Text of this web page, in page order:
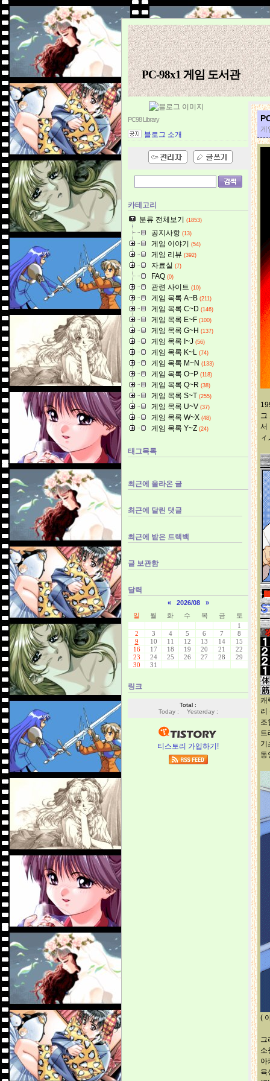
PC-98x1 게임 도서관
PC98 Library
블로그 소개
카테고리
분류 전체보기
(1853)
공지사항 (13)
게임 이야기 (54)
게임 리뷰 (392)
자료실 (7)
FAQ (0)
관련 사이트 (10)
게임 목록 A~B (211)
게임 목록 C~D (146)
게임 목록 E~F (100)
게임 목록 G~H (137)
게임 목록 I~J (56)
게임 목록 K~L (74)
게임 목록 M~N (133)
게임 목록 O~P (118)
게임 목록 Q~R (38)
게임 목록 S~T (255)
게임 목록 U~V (37)
게임 목록 W~X (48)
게임 목록 Y~Z (24)
태그목록
최근에 올라온 글
최근에 달린 댓글
최근에 받은 트랙백
글 보관함
달력
« 2026/08
»
일
월 화 수 목 금
토
1
2
3 4 5 6 7
8
9
10 11 12 13 14
15
16
17 18 19 20 21
22
23
24 25 26 27 28
29
30
31
링크
Total :
Today :
Yesterday :
티스토리 가입하기!
게
서
ィ
캐
리
조
트
기
동
(
그
소
아
육